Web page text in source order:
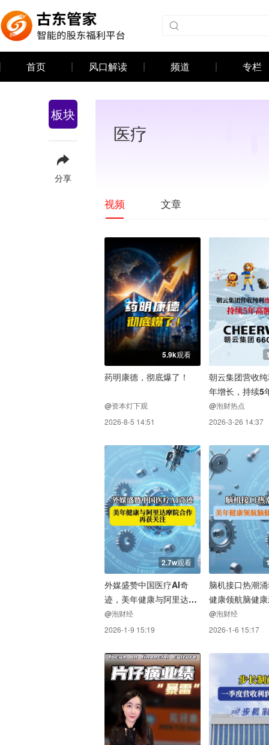
首页 风口解读 频道 专栏
板块
分享
医疗
视频 文章
5.9k观看
药明康德，彻底爆了！
@资本灯下观
2026-8-5 14:51
朝云集团营收
年增长，持续5
息
@泡财热点
2026-3-26 14:37
2.7w观看
外媒盛赞中国医疗AI奇
迹，美年健康与阿里达摩
院合作再获关注
@泡财经
2026-1-9 15:19
脑机接口热潮
健康领航脑健
@泡财经
2026-1-6 15:17